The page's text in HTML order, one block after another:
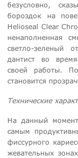
безусловно,
бороздок на
Helioseal Clear
ненаполненная
светло-зеленый
дантист во время
своей работы.
становится
Технические
На данный момент
самым
фиссурного
жевательных